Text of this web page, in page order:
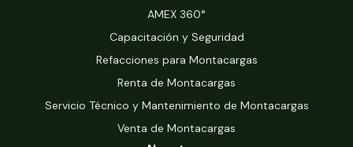
‍AMEX 360°
Capacitación y Seguridad
Refacciones para Montacargas
Renta de Montacargas
Servicio Técnico y Mantenimiento de Montacargas
Venta de Montacargas